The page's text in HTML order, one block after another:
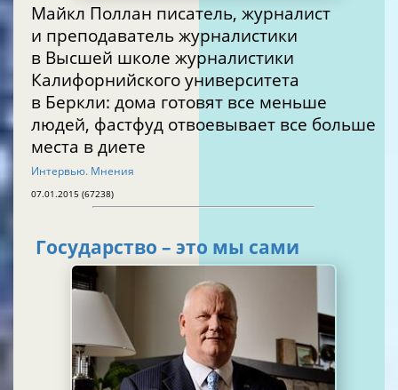
Майкл Поллан писатель, журналист
и преподаватель журналистики
в Высшей школе журналистики
Калифорнийского университета
в Беркли: дома готовят все меньше
людей, фастфуд отвоевывает все больше
места в диете
Интервью. Мнения
07.01.2015 (67238)
Государство – это мы сами